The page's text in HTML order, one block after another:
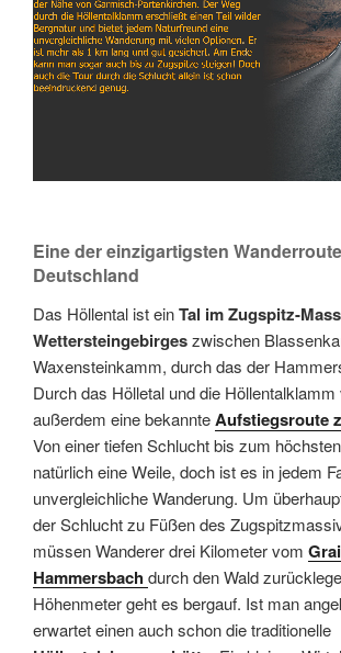
Eine der einzigartigsten
Deutschland
Das Höllental ist einTal im Zugspitz-
Wettersteingebirgeszwischen
Waxensteinkamm, durch das der
Durch das Hölletal und die Höllentalklamm
außerdem eine bekannteAufstiegsroute
Von einer tiefen Schlucht bis zum
natürlich eine Weile, doch ist es in jedem
unvergleichliche Wanderung. Um
der Schlucht zu Füßen des
müssen Wanderer drei Kilometer vom
Hammersbachdurch den Wald
Höhenmeter geht es bergauf. Ist man
erwartet einen auch schon die traditionelle